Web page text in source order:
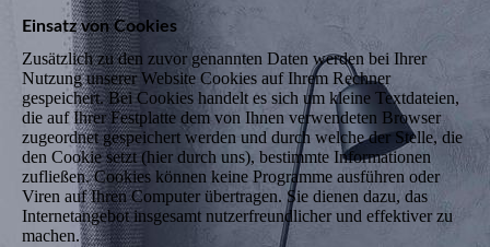
Einsatz von Cookies
Zusätzlich zu den zuvor genannten Daten werden bei Ihrer
Nutzung unserer Website Cookies auf Ihrem Rechner
gespeichert. Bei Cookies handelt es sich um kleine Textdateien,
die auf Ihrer Festplatte dem von Ihnen verwendeten Browser
zugeordnet gespeichert werden und durch welche der Stelle, die
den Cookie setzt (hier durch uns), bestimmte Informationen
zufließen. Cookies können keine Programme ausführen oder
Viren auf Ihren Computer übertragen. Sie dienen dazu, das
Internetangebot insgesamt nutzerfreundlicher und effektiver zu
machen.